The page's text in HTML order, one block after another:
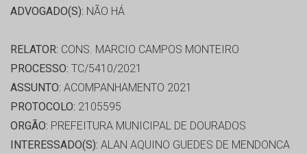
ADVOGADO(S): NÃO HÁ
RELATOR: CONS. MARCIO CAMPOS MONTEIRO
PROCESSO: TC/5410/2021
ASSUNTO: ACOMPANHAMENTO 2021
PROTOCOLO: 2105595
ORGÃO: PREFEITURA MUNICIPAL DE DOURADOS
INTERESSADO(S): ALAN AQUINO GUEDES DE MENDONCA